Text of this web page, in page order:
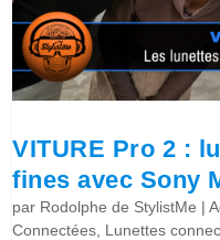
VITURE Pro 2 :
fines avec Sony
par Rodolphe de StylistMe |
Connectées Lunettes